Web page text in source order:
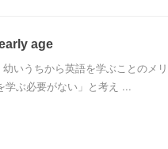
age
いうちから英語を学ぶことのメリ
学ぶ必要がない」と考え ...